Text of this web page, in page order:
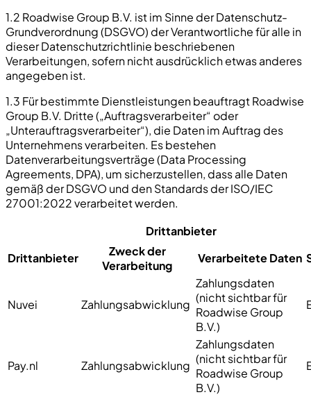
1.2 Roadwise Group B.V. ist im Sinne der Datenschutz-
Grundverordnung (DSGVO) der Verantwortliche für alle in
dieser Datenschutzrichtlinie beschriebenen
Verarbeitungen, sofern nicht ausdrücklich etwas anderes
angegeben ist.
1.3 Für bestimmte Dienstleistungen beauftragt Roadwise
Group B.V. Dritte („Auftragsverarbeiter“ oder
„Unterauftragsverarbeiter“), die Daten im Auftrag des
Unternehmens verarbeiten. Es bestehen
Datenverarbeitungsverträge (Data Processing
Agreements, DPA), um sicherzustellen, dass alle Daten
gemäß der DSGVO und den Standards der ISO/IEC
27001:2022 verarbeitet werden.
Drittanbieter
Drittanbieter
Zweck der
Verarbeitung
Verarbeitete Daten
Nuvei Zahlungsabwicklung
Zahlungsdaten
(nicht sichtbar für
Roadwise Group
B.V.)
Pay.nl Zahlungsabwicklung
Zahlungsdaten
(nicht sichtbar für
Roadwise Group
B.V.)